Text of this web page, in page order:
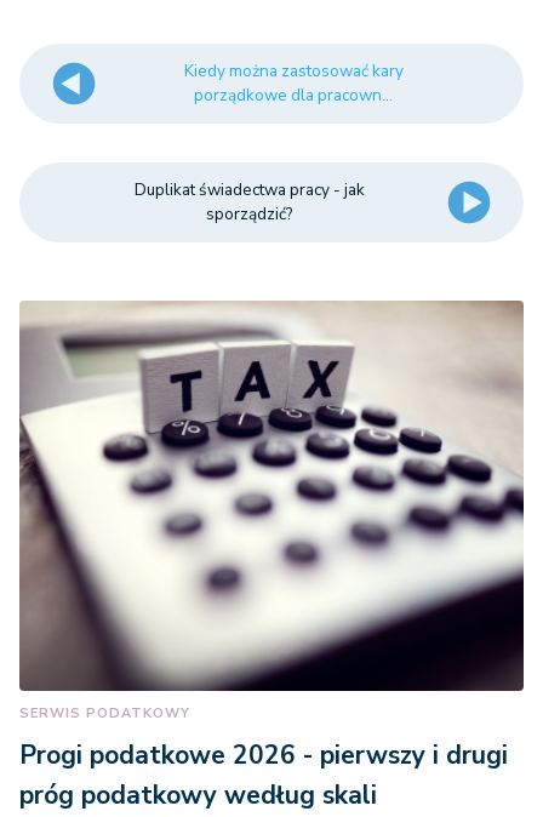
Kiedy można zastosować kary
porządkowe dla pracown...
Duplikat świadectwa pracy - jak
sporządzić?
SERWIS PODATKOWY
Progi podatkowe 2026 - pierwszy i drugi
próg podatkowy według skali